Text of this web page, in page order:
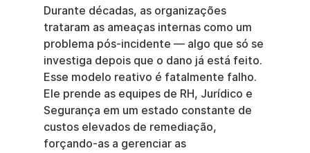
Durante décadas, as organizações
trataram as ameaças internas como um
problema pós-incidente — algo que só se
investiga depois que o dano já está feito.
Esse modelo reativo é fatalmente falho.
Ele prende as equipes de RH, Jurídico e
Segurança em um estado constante de
custos elevados de remediação,
forçando-as a gerenciar as